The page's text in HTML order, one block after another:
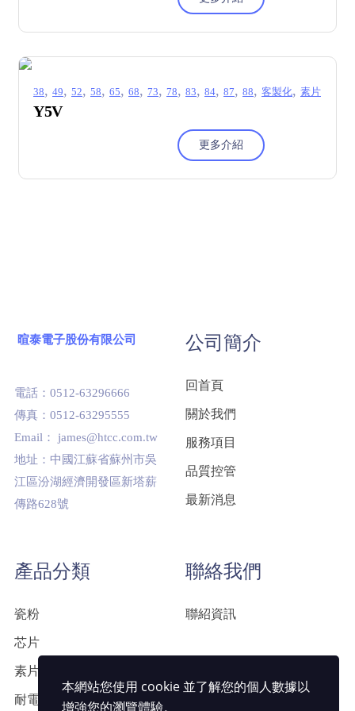
38, 49, 52, 58, 65, 68, 73, 78, 83, 84, 87, 88, 客製化, 素片
Y5V
更多介紹
暄泰電子股份有限公司
電話：0512-63296666
傳真：0512-63295555
Email： james@htcc.com.tw
地址：中國江蘇省蘇州市吳
江區汾湖經濟開發區新塔薪
傳路628號
公司簡介
回首頁
關於我們
服務項目
品質控管
最新消息
產品分類
瓷粉
芯片
素片
耐電壓
聯絡我們
聯紹資訊
本網站您使用 cookie 並了解您的個人數據以
增強您的瀏覽體驗。